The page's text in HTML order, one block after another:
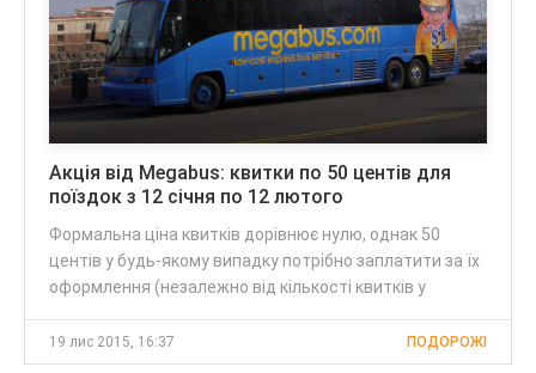
Акція від Megabus: квитки по 50 центів для
поїздок з 12 січня по 12 лютого
Формальна ціна квитків дорівнює нулю, однак 50
центів у будь-якому випадку потрібно заплатити за їх
оформлення (незалежно від кількості квитків у
19 лис 2015, 16:37 ПОДОРОЖІ